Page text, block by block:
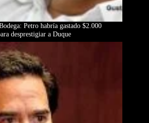
Petro habría gastado $2.000
desprestigiar a Duque